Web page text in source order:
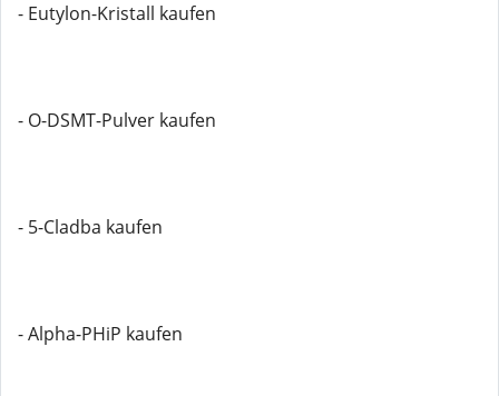
- Eutylon-Kristall kaufen
- O-DSMT-Pulver kaufen
- 5-Cladba kaufen
- Alpha-PHiP kaufen